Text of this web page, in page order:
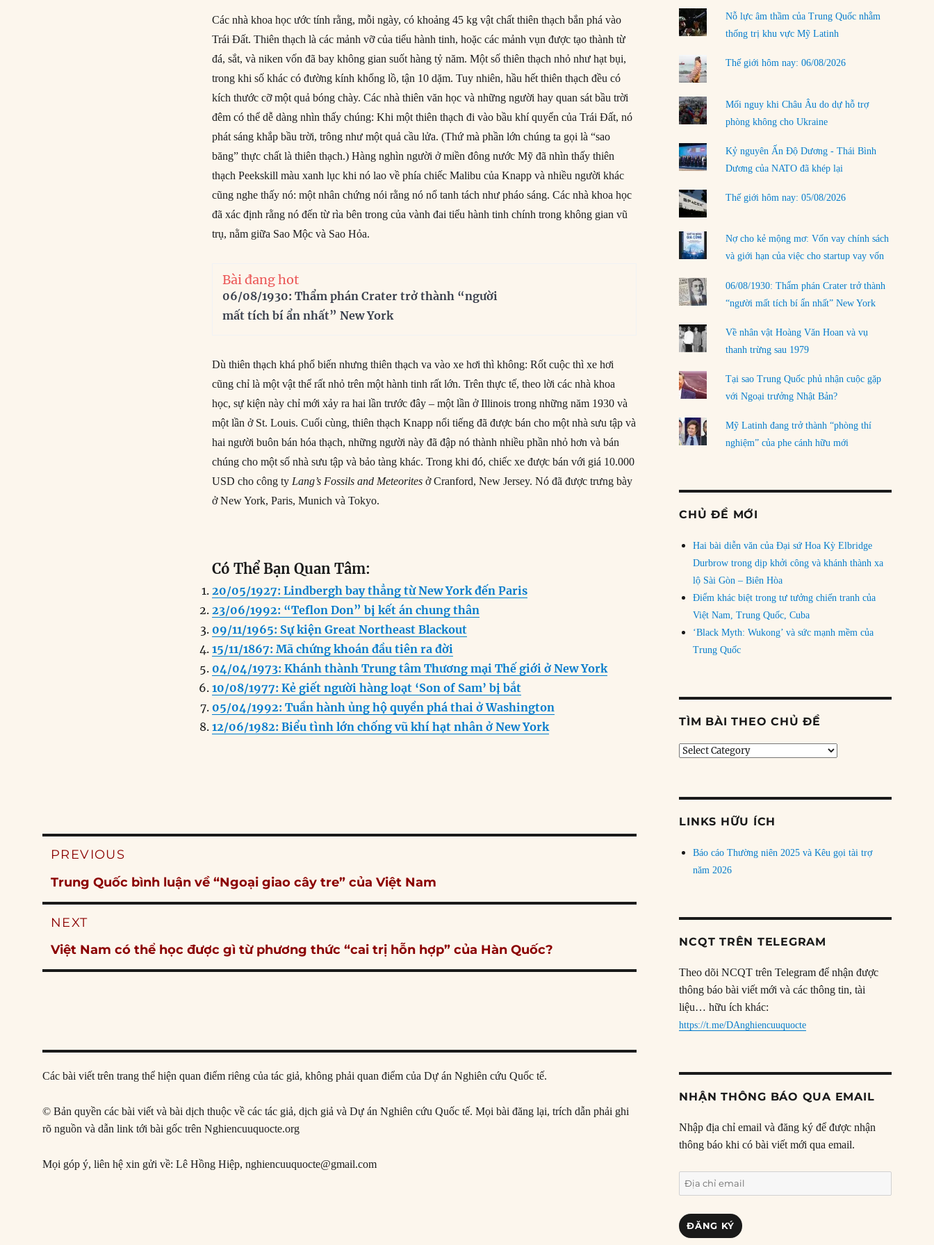
Các nhà khoa học ước tính rằng, mỗi ngày, có khoảng 45 kg vật chất thiên thạch bắn phá vào
Trái Đất. Thiên thạch là các mảnh vỡ của tiểu hành tinh, hoặc các mảnh vụn được tạo thành từ
đá, sắt, và niken vốn đã bay không gian suốt hàng tỷ năm. Một số thiên thạch nhỏ như hạt bụi,
trong khi số khác có đường kính khổng lồ, tận 10 dặm. Tuy nhiên, hầu hết thiên thạch đều có
kích thước cỡ một quả bóng chày. Các nhà thiên văn học và những người hay quan sát bầu trời
đêm có thể dễ dàng nhìn thấy chúng: Khi một thiên thạch đi vào bầu khí quyển của Trái Đất, nó
phát sáng khắp bầu trời, trông như một quả cầu lửa. (Thứ mà phần lớn chúng ta gọi là “sao
băng” thực chất là thiên thạch.) Hàng nghìn người ở miền đông nước Mỹ đã nhìn thấy thiên
thạch Peekskill màu xanh lục khi nó lao về phía chiếc Malibu của Knapp và nhiều người khác
cũng nghe thấy nó: một nhân chứng nói rằng nó nổ tanh tách như pháo sáng. Các nhà khoa học
đã xác định rằng nó đến từ rìa bên trong của vành đai tiểu hành tinh chính trong không gian vũ
trụ, nằm giữa Sao Mộc và Sao Hỏa.
Bài đang hot
06/08/1930: Thẩm phán Crater trở thành “người
mất tích bí ẩn nhất” New York
Dù thiên thạch khá phổ biến nhưng thiên thạch va vào xe hơi thì không: Rốt cuộc thì xe hơi
cũng chỉ là một vật thể rất nhỏ trên một hành tinh rất lớn. Trên thực tế, theo lời các nhà khoa
học, sự kiện này chỉ mới xảy ra hai lần trước đây – một lần ở Illinois trong những năm 1930 và
một lần ở St. Louis. Cuối cùng, thiên thạch Knapp nổi tiếng đã được bán cho một nhà sưu tập và
hai người buôn bán hóa thạch, những người này đã đập nó thành nhiều phần nhỏ hơn và bán
chúng cho một số nhà sưu tập và bảo tàng khác. Trong khi đó, chiếc xe được bán với giá 10.000
USD cho công ty Lang’s Fossils and Meteorites ở Cranford, New Jersey. Nó đã được trưng bày
ở New York, Paris, Munich và Tokyo.
Có Thể Bạn Quan Tâm:
20/05/1927: Lindbergh bay thẳng từ New York đến Paris
23/06/1992: “Teflon Don” bị kết án chung thân
09/11/1965: Sự kiện Great Northeast Blackout
15/11/1867: Mã chứng khoán đầu tiên ra đời
04/04/1973: Khánh thành Trung tâm Thương mại Thế giới ở New York
10/08/1977: Kẻ giết người hàng loạt ‘Son of Sam’ bị bắt
05/04/1992: Tuần hành ủng hộ quyền phá thai ở Washington
12/06/1982: Biểu tình lớn chống vũ khí hạt nhân ở New York
Post
PREVIOUS
Previous
post:
Trung Quốc bình luận về “Ngoại giao cây tre” của Việt Nam
NEXT
Next
post:
Việt Nam có thể học được gì từ phương thức “cai trị hỗn hợp” của Hàn Quốc?
Các bài viết trên trang thể hiện quan điểm riêng của tác giả, không phải quan điểm của Dự án Nghiên cứu Quốc tế.
© Bản quyền các bài viết và bài dịch thuộc về các tác giả, dịch giả và Dự án Nghiên cứu Quốc tế. Mọi bài đăng lại, trích dẫn phải ghi
rõ nguồn và dẫn link tới bài gốc trên Nghiencuuquocte.org
Mọi góp ý, liên hệ xin gửi về: Lê Hồng Hiệp,nghiencuuquocte@gmail.com
Làm thế nào để kết thúc Chiến tranh Iran?
Chiến lược kế tiếp của Bắc Kinh ở Biển Đông
Trật tự thế giới mới: Các nước nhỏ sẽ luôn
30/07/2026
Tập tìm cách chôn vùi bê bối chấn động vòng
tròn thân cận của mình
29/07/2026
LOAD MORE
Nỗ lực âm thầm của Trung Quốc nhằm
thống trị khu vực Mỹ Latinh
Thế giới hôm nay: 06/08/2026
Mối nguy khi Châu Âu do dự hỗ trợ
phòng không cho Ukraine
Kỷ nguyên Ấn Độ Dương - Thái Bình
Dương của NATO đã khép lại
Thế giới hôm nay: 05/08/2026
Nợ cho kẻ mộng mơ: Vốn vay chính sách
và giới hạn của việc cho startup vay vốn
06/08/1930: Thẩm phán Crater trở thành
“người mất tích bí ẩn nhất” New York
Về nhân vật Hoàng Văn Hoan và vụ
thanh trừng sau 1979
Tại sao Trung Quốc phủ nhận cuộc gặp
với Ngoại trưởng Nhật Bản?
Mỹ Latinh đang trở thành “phòng thí
nghiệm” của phe cánh hữu mới
CHỦ ĐỀ MỚI
Hai bài diễn văn của Đại sứ Hoa Kỳ Elbridge
Durbrow trong dịp khởi công và khánh thành xa
lộ Sài Gòn – Biên Hòa
Điểm khác biệt trong tư tưởng chiến tranh của
Việt Nam, Trung Quốc, Cuba
‘Black Myth: Wukong’ và sức mạnh mềm của
Trung Quốc
TÌM BÀI THEO CHỦ ĐỀ
Tìm
LINKS HỮU ÍCH
Báo cáo Thường niên 2025 và Kêu gọi tài trợ
năm 2026
NCQT TRÊN TELEGRAM
Theo dõi NCQT trên Telegram để nhận được
thông báo bài viết mới và các thông tin, tài
liệu… hữu ích khác:
https://t.me/DAnghiencuuquocte
NHẬN THÔNG BÁO QUA EMAIL
Nhập địa chỉ email và đăng ký để được nhận
thông báo khi có bài viết mới qua email.
Địa
chỉ
email
ĐĂNG KÝ